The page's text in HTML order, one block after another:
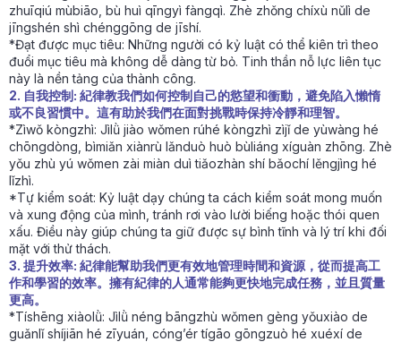
zhuīqiú mùbiāo, bù huì qīngyì fàngqì. Zhè zhǒng chíxù nǔlì de
jīngshén shì chénggōng de jīshí.
*Đạt được mục tiêu: Những người có kỷ luật có thể kiên trì theo
đuổi mục tiêu mà không dễ dàng từ bỏ. Tinh thần nỗ lực liên tục
này là nền tảng của thành công.
2. 自我控制: 紀律教我們如何控制自己的慾望和衝動，避免陷入懶惰
或不良習慣中。這有助於我們在面對挑戰時保持冷靜和理智。
*Zìwǒ kòngzhì: Jìlǜ jiào wǒmen rúhé kòngzhì zìjǐ de yùwàng hé
chōngdòng, bìmiǎn xiànrù lǎnduò huò bùliáng xíguàn zhōng. Zhè
yǒu zhù yú wǒmen zài miàn duì tiǎozhàn shí bǎochí lěngjìng hé
lǐzhì.
*Tự kiểm soát: Kỷ luật dạy chúng ta cách kiểm soát mong muốn
và xung động của mình, tránh rơi vào lười biếng hoặc thói quen
xấu. Điều này giúp chúng ta giữ được sự bình tĩnh và lý trí khi đối
mặt với thử thách.
3. 提升效率: 紀律能幫助我們更有效地管理時間和資源，從而提高工
作和學習的效率。擁有紀律的人通常能夠更快地完成任務，並且質量
更高。
*Tíshēng xiàolǜ: Jìlǜ néng bāngzhù wǒmen gèng yǒuxiào de
guǎnlǐ shíjiān hé zīyuán, cóng’ér tígāo gōngzuò hé xuéxí de